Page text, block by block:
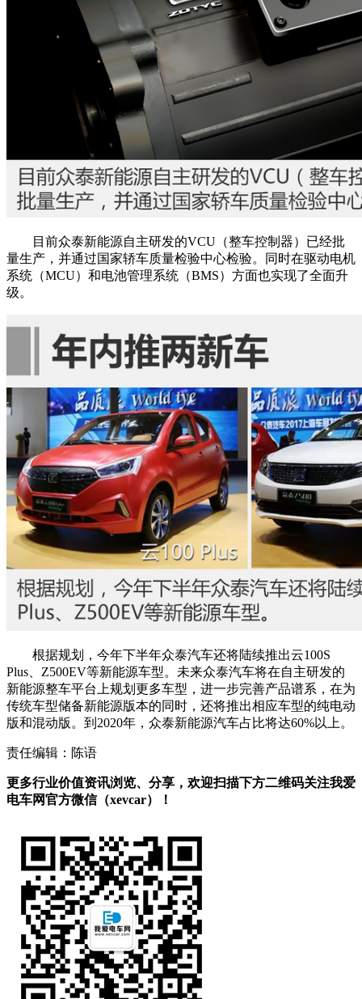
目前众泰新能源自主研发的VCU（整车控制器）已经批
量生产，并通过国家轿车质量检验中心检验。同时在驱动电机
系统（MCU）和电池管理系统（BMS）方面也实现了全面升
级。
根据规划，今年下半年众泰汽车还将陆续推出云100S
Plus、Z500EV等新能源车型。未来众泰汽车将在自主研发的
新能源整车平台上规划更多车型，进一步完善产品谱系，在为
传统车型储备新能源版本的同时，还将推出相应车型的纯电动
版和混动版。到2020年，众泰新能源汽车占比将达60%以上。
责任编辑：陈语
更多行业价值资讯浏览、分享，欢迎扫描下方二维码关注我爱
电车网官方微信（xevcar）！